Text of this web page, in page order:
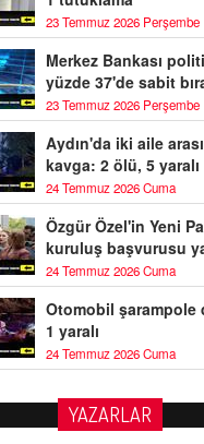
23 Temmuz 2026 Perşembe
Merkez Bankası
yüzde 37'de sabit
23 Temmuz 2026 Perşembe
Aydın'da iki aile
kavga: 2 ölü, 5 yaralı
24 Temmuz 2026 Cuma
Özgür Özel'in Yeni
kuruluş başvurusu
24 Temmuz 2026 Cuma
Otomobil şarampole
1 yaralı
24 Temmuz 2026 Cuma
YAZARLAR